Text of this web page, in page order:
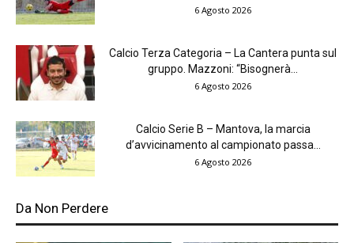
6 Agosto 2026
Calcio Terza Categoria – La Cantera punta sul
gruppo. Mazzoni: “Bisognerà...
6 Agosto 2026
Calcio Serie B – Mantova, la marcia
d’avvicinamento al campionato passa...
6 Agosto 2026
Da Non Perdere